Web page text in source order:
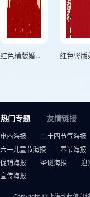
红色横版婚礼婚宴邀请函
热门专题 友情链接
电商海报 二十四节气海报
六一儿童节海报
春节海报
促销海报
圣诞海报 迎
宣传海报